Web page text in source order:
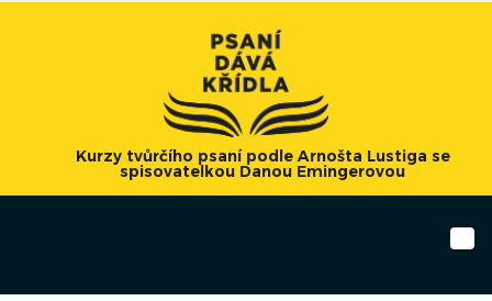
Kurzy tvůrčího psaní podle Arnošta Lustiga se
spisovatelkou Danou Emingerovou